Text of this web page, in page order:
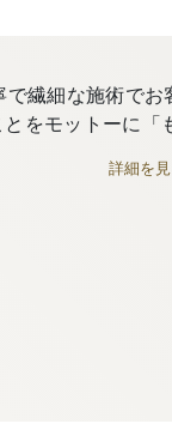
繊細な施術でお
をモットーに「
詳細を